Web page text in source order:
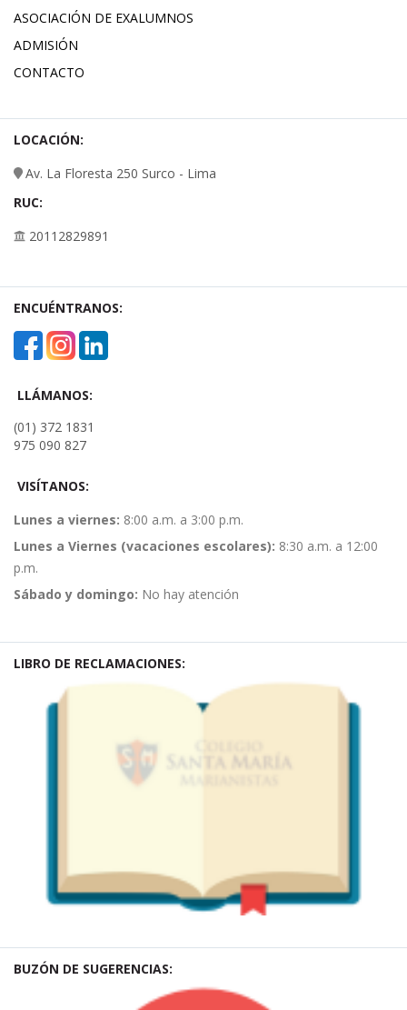
ASOCIACIÓN DE EXALUMNOS
ADMISIÓN
CONTACTO
LOCACIÓN:
Av. La Floresta 250 Surco - Lima
RUC:
20112829891
ENCUÉNTRANOS:
LLÁMANOS:
(01) 372 1831
975 090 827
VISÍTANOS:
Lunes a viernes: 8:00 a.m. a 3:00 p.m.
Lunes a Viernes (vacaciones escolares): 8:30 a.m. a 12:00
p.m.
Sábado y domingo: No hay atención
LIBRO DE RECLAMACIONES:
BUZÓN DE SUGERENCIAS: